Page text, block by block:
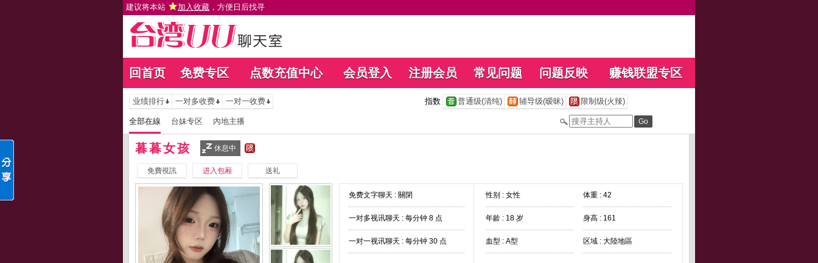
建议将本站 加入收藏 ，方便日后找寻
回首页 免费专区 点数充值中心 会员登入 注册会员 常见问题 问题反映 赚钱联盟专区
业绩排行 一对多收费 一对一收费 指数 普通级(清纯) 辅导级(暧昧) 限制级(火辣)
全部在線 台妹专区 內地主播
暮暮女孩 休息中
免費視訊 进入包厢 送礼
免费文字聊天 : 關閉
一对多视讯聊天 : 每分钟 8 点
一对一视讯聊天 : 每分钟 30 点
性别 : 女性 体重 : 42
年龄 : 18 岁 身高 : 161
血型 : A型 区域 : 大陸地區